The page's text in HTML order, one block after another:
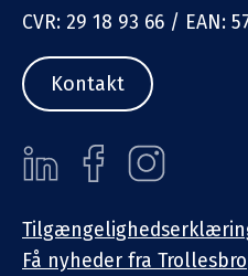
CVR: 29 18 93 66 / EAN:
Kontakt
Få nyheder fra Trollesbro